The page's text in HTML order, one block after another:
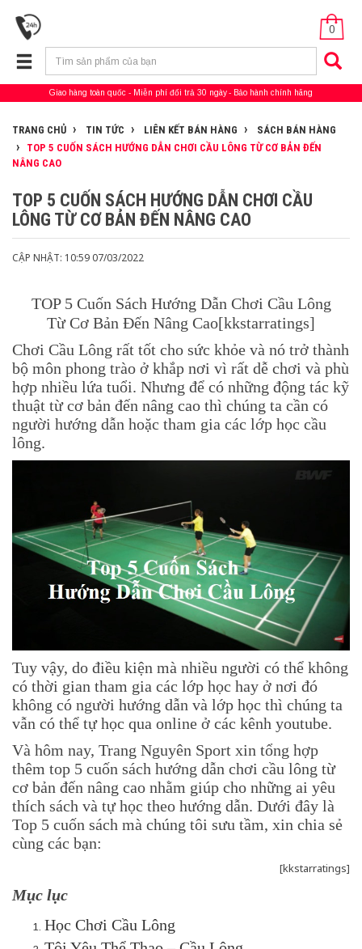
0
Giao hàng toàn quốc Miễn phí đổi trả 30 ngày Bảo hành chính hãng
TRANG CHỦ TIN TỨC LIÊN KẾT BÁN HÀNG
SÁCH BÁN HÀNG
TOP 5 CUỐN SÁCH HƯỚNG DẪN CHƠI CẦU LÔNG TỪ CƠ BẢN ĐẾN
NÂNG CAO
TOP 5 CUỐN SÁCH HƯỚNG DẪN CHƠI CẦU
LÔNG TỪ CƠ BẢN ĐẾN NÂNG CAO
CẬP NHẬT: 10:59 07/03/2022
TOP 5 Cuốn Sách Hướng Dẫn Chơi Cầu Lông
Từ Cơ Bản Đến Nâng Cao[kkstarratings]
Chơi Cầu Lông rất tốt cho sức khỏe và nó trở thành
bộ môn phong trào ở khắp nơi vì rất dễ chơi và phù
hợp nhiều lứa tuổi. Nhưng để có những động tác kỹ
thuật từ cơ bản đến nâng cao thì chúng ta cần có
người hướng dẫn hoặc tham gia các lớp học cầu
lông.
Tuy vậy, do điều kiện mà nhiều người có thể không
có thời gian tham gia các lớp học hay ở nơi đó
không có người hướng dẫn và lớp học thì chúng ta
vẫn có thể tự học qua online ở các kênh youtube.
Và hôm nay, Trang Nguyên Sport xin tổng hợp
thêm top 5 cuốn sách hướng dẫn chơi cầu lông từ
cơ bản đến nâng cao nhằm giúp cho những ai yêu
thích sách và tự học theo hướng dẫn. Dưới đây là
Top 5 cuốn sách mà chúng tôi sưu tầm, xin chia sẻ
cùng các bạn:
[kkstarratings]
Mục lục
Học Chơi Cầu Lông